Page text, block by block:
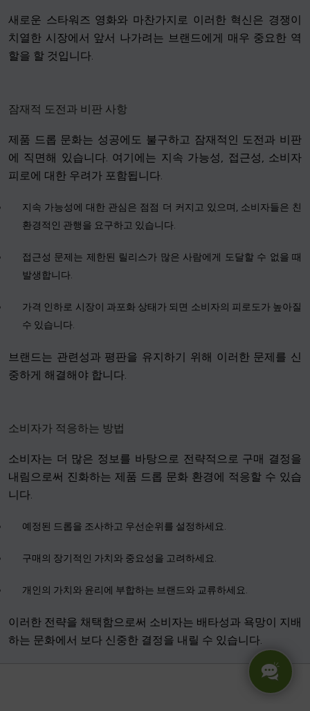
새로운 스타워즈 영화와 마찬가지로 이러한 혁신은 경쟁이
치열한 시장에서 앞서 나가려는 브랜드에게 매우 중요한 역
할을 할 것입니다.
잠재적 도전과 비판 사항
제품 드롭 문화는 성공에도 불구하고 잠재적인 도전과 비판
에 직면해 있습니다. 여기에는 지속 가능성, 접근성, 소비자
피로에 대한 우려가 포함됩니다.
지속 가능성에 대한 관심은 점점 더 커지고 있으며, 소비자들은 친
환경적인 관행을 요구하고 있습니다.
접근성 문제는 제한된 릴리스가 많은 사람에게 도달할 수 없을 때
발생합니다.
가격 인하로 시장이 과포화 상태가 되면 소비자의 피로도가 높아질
수 있습니다.
브랜드는 관련성과 평판을 유지하기 위해 이러한 문제를 신
중하게 해결해야 합니다.
소비자가 적응하는 방법
소비자는 더 많은 정보를 바탕으로 전략적으로 구매 결정을
내림으로써 진화하는 제품 드롭 문화 환경에 적응할 수 있습
니다.
예정된 드롭을 조사하고 우선순위를 설정하세요.
구매의 장기적인 가치와 중요성을 고려하세요.
개인의 가치와 윤리에 부합하는 브랜드와 교류하세요.
이러한 전략을 채택함으로써 소비자는 배타성과 욕망이 지배
하는 문화에서 보다 신중한 결정을 내릴 수 있습니다.